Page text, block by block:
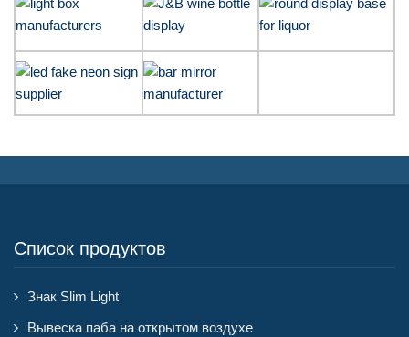
Список продуктов
Знак Slim Light
Вывеска паба на открытом воздухе